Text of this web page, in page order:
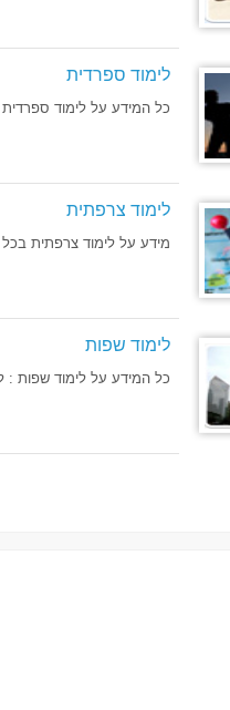
לימוד ספרדית
כל המידע על לימוד
לימוד צרפתית
מידע על לימוד צרפתית
לימוד שפות
כל המידע על לימוד שפות :